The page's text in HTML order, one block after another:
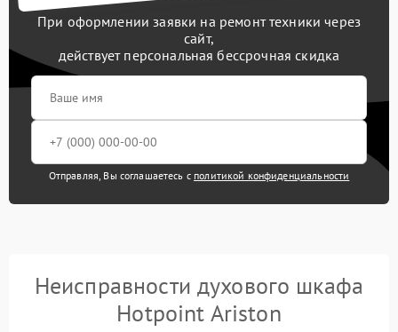
При оформлении заявки на ремонт техники через
сайт,
действует персональная бессрочная скидка
Отправляя, Вы соглашаетесь с политикой конфиденциальности
Неисправности духового шкафа
Hotpoint Ariston